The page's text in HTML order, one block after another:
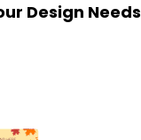
Design Needs